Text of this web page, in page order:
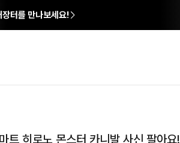
터를 만나보세요!
트 히로노 몬스터 카니발 사신 팔아요!